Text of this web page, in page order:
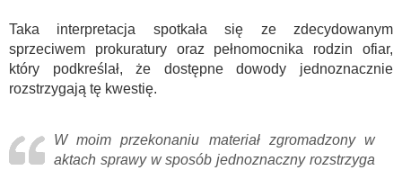
Taka interpretacja spotkała się ze zdecydowanym
sprzeciwem prokuratury oraz pełnomocnika rodzin ofiar,
który podkreślał, że dostępne dowody jednoznacznie
rozstrzygają tę kwestię.
W moim przekonaniu materiał zgromadzony w
aktach sprawy w sposób jednoznaczny rozstrzyga